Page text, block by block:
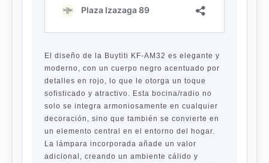
El diseño de la Buytiti KF-AM32 es elegante y
moderno, con un cuerpo negro acentuado por
detalles en rojo, lo que le otorga un toque
sofisticado y atractivo. Esta bocina/radio no
solo se integra armoniosamente en cualquier
decoración, sino que también se convierte en
un elemento central en el entorno del hogar.
La lámpara incorporada añade un valor
adicional, creando un ambiente cálido y